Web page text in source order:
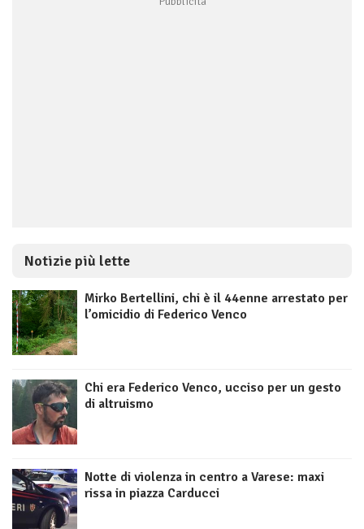
Notizie più lette
Mirko Bertellini, chi è il 44enne arrestato per
l’omicidio di Federico Venco
Chi era Federico Venco, ucciso per un gesto
di altruismo
Notte di violenza in centro a Varese: maxi
rissa in piazza Carducci